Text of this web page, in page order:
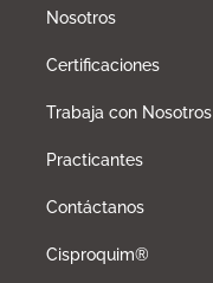
Nosotros
Certificaciones
Trabaja con Nosotros
Practicantes
Contáctanos
Cisproquim®